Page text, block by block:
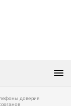
доверия